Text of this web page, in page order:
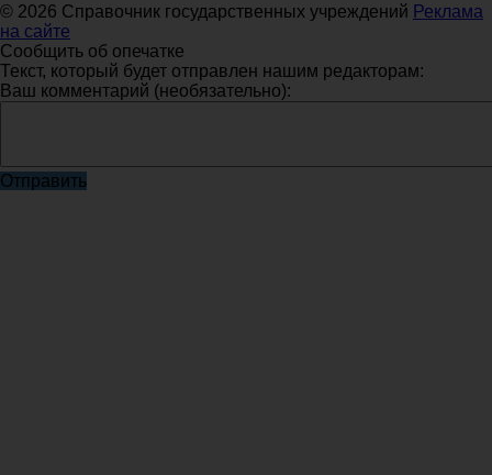
© 2026 Справочник государственных учреждений Реклама
на сайте
Сообщить об опечатке
Текст, который будет отправлен нашим редакторам:
Ваш комментарий (необязательно):
Отправить